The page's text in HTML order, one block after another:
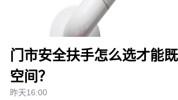
门市安全扶手怎么选才能
空间？
昨天16:00